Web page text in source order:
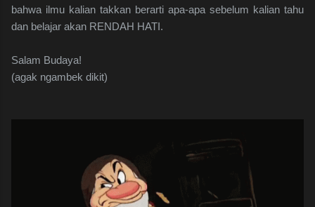
bahwa ilmu kalian takkan berarti apa-apa sebelum kalian tahu
dan belajar akan RENDAH HATI.
Salam Budaya!
(agak ngambek dikit)